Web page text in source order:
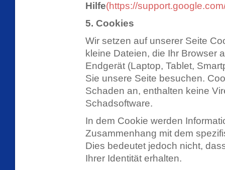
Hilfe(https://
5. Cookies
Wir setzen auf unserer Seite
kleine Dateien, die Ihr Browser
Endgerät (Laptop, Tablet,
Sie unsere Seite besuchen.
Schaden an, enthalten keine
Schadsoftware.
In dem Cookie werden
Zusammenhang mit dem
Dies bedeutet jedoch nicht,
Ihrer Identität erhalten.